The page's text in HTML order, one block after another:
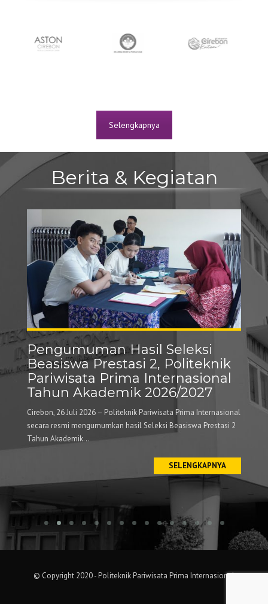
Selengkapnya
Berita & Kegiatan
Pengumuman Hasil Seleksi
Beasiswa Prestasi 2, Politeknik
Pariwisata Prima Internasional
Tahun Akademik 2026/2027
Cirebon, 26 Juli 2026 – Politeknik Pariwisata Prima Internasional
secara resmi mengumumkan hasil Seleksi Beasiswa Prestasi 2
Tahun Akademik...
SELENGKAPNYA
Cirebon
© Copyright 2020 - Politeknik Pariwisata Prima Internasional